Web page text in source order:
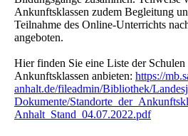
Ankunftsklassen zudem Begleitung
Teilnahme des Online-Unterrichts
angeboten.
Hier finden Sie eine Liste der
Ankunftsklassen anbieten: https://
anhalt.de/fileadmin/Bibliothek/
Dokumente/
Anhalt_Stand_04.07.2022.pdf